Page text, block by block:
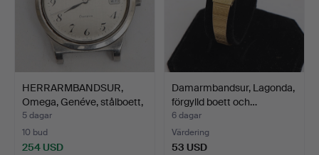
HERRARMBANDSUR,
Omega, Genéve, stålboett,
…
5 dagar
10 bud
254 USD
Damarmbandsur, Lagonda,
förgylld boett och…
6 dagar
Värdering
53 USD